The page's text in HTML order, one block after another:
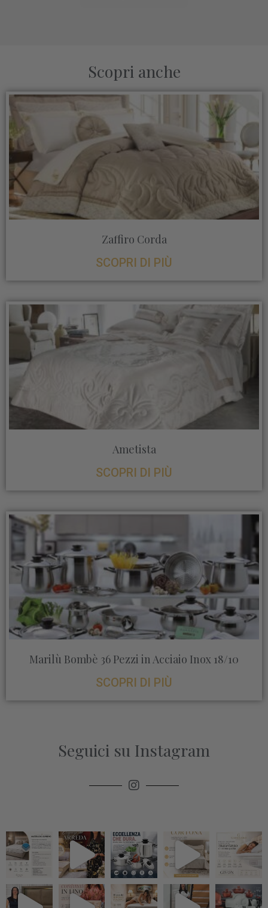
Scopri anche
Zaffiro Corda
SCOPRI DI PIÙ
Ametista
SCOPRI DI PIÙ
Marilù Bombè 36 Pezzi in Acciaio Inox 18/10
SCOPRI DI PIÙ
Seguici su Instagram